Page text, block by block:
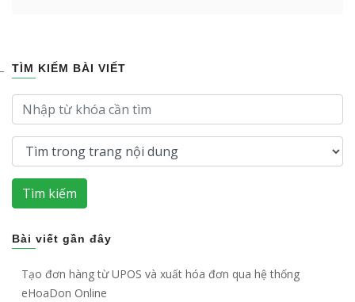
TÌM KIẾM BÀI VIẾT
Tìm kiếm
Bài viết gần đây
Tạo đơn hàng từ UPOS và xuất hóa đơn qua hệ thống
eHoaDon Online